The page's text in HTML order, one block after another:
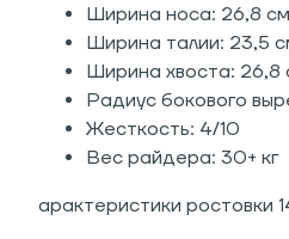
Ширина носа: 26,8 см
Ширина талии: 23,5
Ширина хвоста: 26,8
Радиус бокового
Жесткость: 4/10
Вес райдера: 30+ кг
арактеристики ростовки